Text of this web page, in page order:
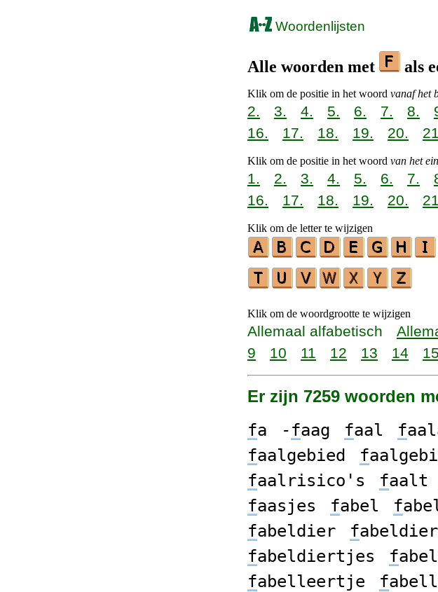
Woordenlijsten
Alle woorden met als
Klik om de positie in het woord vanaf het
2. 3. 4. 5. 6. 7. 8.
16.
17. 18. 19. 20.
Klik om de positie in het woord van het
1. 2. 3. 4. 5. 6. 7.
16.
17. 18. 19. 20.
Klik om de letter te wijzigen
Klik om de woordgrootte te wijzigen
Allemaal alfabetisch
9
10 11 12 13 14 15
Er zijn 7259 woorden
fa -faag faal f
faalgebied f
faalrisico's faalt
faasjes fabel f
fabeldier f
fabeldiertjes f
fabelleertje f